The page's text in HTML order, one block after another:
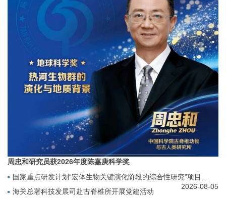
周忠和研究员获2026年度陈嘉庚科学奖
国家重点研发计划“宏体生物关键演化阶段的综合性研究”项目...
2026-08-05
海关总署科技发展司赴古脊椎所开展党建活动